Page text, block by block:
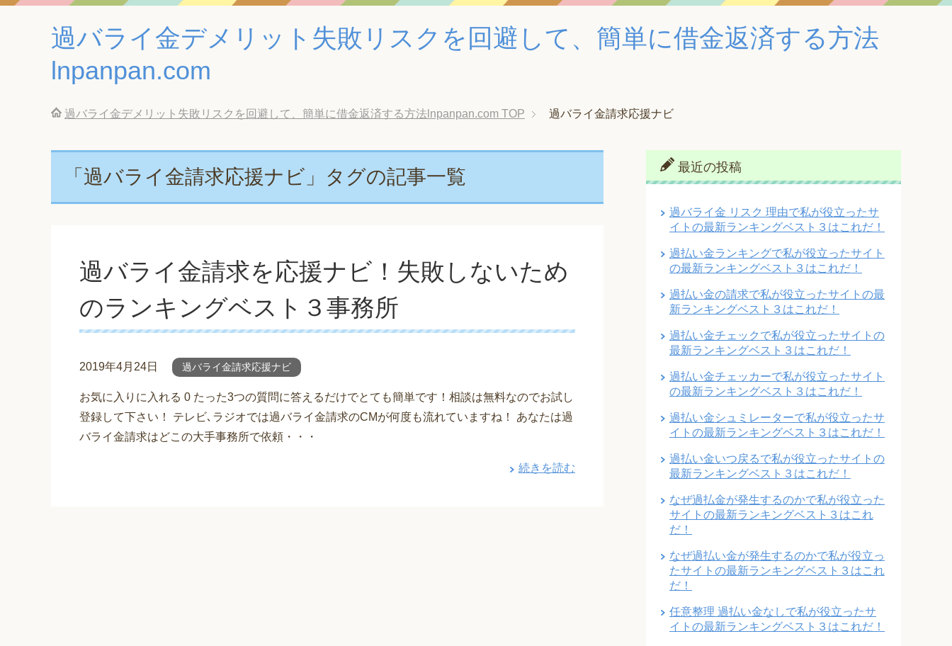
過バライ金デメリット失敗リスクを回避して、簡単に借金返済する方法
lnpanpan.com
過バライ金デメリット失敗リスクを回避して、簡単に借金返済する方法lnpanpan.com TOP 過バライ金請求応援ナビ
「過バライ金請求応援ナビ」タグの記事一覧
過バライ金請求を応援ナビ！失敗しないため
のランキングベスト３事務所
2019年4月24日 過バライ金請求応援ナビ
お気に入りに入れる 0 たった3つの質問に答えるだけでとても簡単です！相談は無料なのでお試し
登録して下さい！ テレビ､ラジオでは過バライ金請求のCMが何度も流れていますね！ あなたは過
バライ金請求はどこの大手事務所で依頼・・・
続きを読む
最近の投稿
過バライ金 リスク 理由で私が役立ったサ
イトの最新ランキングベスト３はこれだ！
過払い金ランキングで私が役立ったサイト
の最新ランキングベスト３はこれだ！
過払い金の請求で私が役立ったサイトの最
新ランキングベスト３はこれだ！
過払い金チェックで私が役立ったサイトの
最新ランキングベスト３はこれだ！
過払い金チェッカーで私が役立ったサイト
の最新ランキングベスト３はこれだ！
過払い金シュミレーターで私が役立ったサ
イトの最新ランキングベスト３はこれだ！
過払い金いつ戻るで私が役立ったサイトの
最新ランキングベスト３はこれだ！
なぜ過払金が発生するのかで私が役立った
サイトの最新ランキングベスト３はこれ
だ！
なぜ過払い金が発生するのかで私が役立っ
たサイトの最新ランキングベスト３はこれ
だ！
任意整理 過払い金なしで私が役立ったサ
イトの最新ランキングベスト３はこれだ！